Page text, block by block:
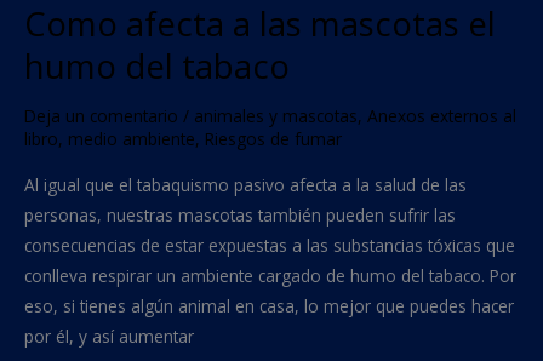
Como afecta a las mascotas el
humo del tabaco
Deja un comentario / animales y mascotas, Anexos externos al
libro, medio ambiente, Riesgos de fumar
Al igual que el tabaquismo pasivo afecta a la salud de las
personas, nuestras mascotas también pueden sufrir las
consecuencias de estar expuestas a las substancias tóxicas que
conlleva respirar un ambiente cargado de humo del tabaco. Por
eso, si tienes algún animal en casa, lo mejor que puedes hacer
por él, y así aumentar